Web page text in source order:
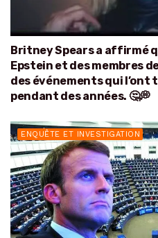
Britney Spears a affirmé
Epstein et des membres
des événements qui
pendant des années. 🤔💭
ENQUÊTE ET INVESTIGATION